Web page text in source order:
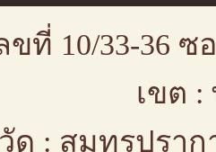
ขที่ 10/33-36
เขต :
ด : สมุทรปรา